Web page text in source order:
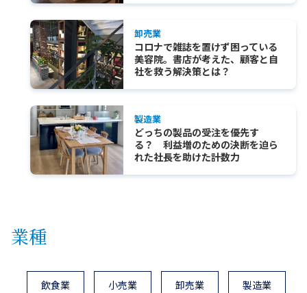
卸売業
コロナで雑誌を置けず困っている
美容院。書店が考えた、顧客と自
社を救う解決策とは？
製造業
どっちの製品の受注を優先す
る？ 利益増のための決断を迫ら
れた社長を助けた計数力
業種
飲食業 小売業 卸売業 製造業